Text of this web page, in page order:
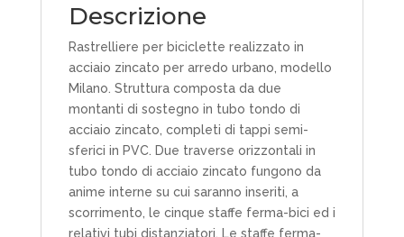
Descrizione
Rastrelliere per biciclette realizzato in
acciaio zincato per arredo urbano, modello
Milano. Struttura composta da due
montanti di sostegno in tubo tondo di
acciaio zincato, completi di tappi semi-
sferici in PVC. Due traverse orizzontali in
tubo tondo di acciaio zincato fungono da
anime interne su cui saranno inseriti, a
scorrimento, le cinque staffe ferma-bici ed i
relativi tubi distanziatori. Le staffe ferma-